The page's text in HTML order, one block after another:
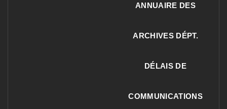
ANNUAIRE DES
ARCHIVES DÉPT.
DÉLAIS DE
COMMUNICATIONS